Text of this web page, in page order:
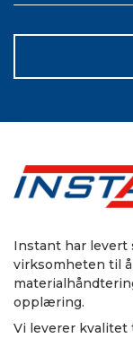
Instant har levert
virksomheten til
opplæring.
Vi leverer kvalitet